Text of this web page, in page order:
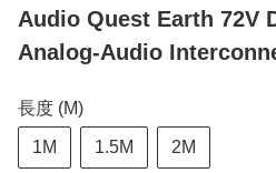
Audio Quest Earth 72V
Analog-Audio
長度 (M)
1M 1.5M 2M